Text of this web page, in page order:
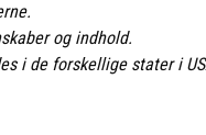
og indhold.
i de forskellige stater i